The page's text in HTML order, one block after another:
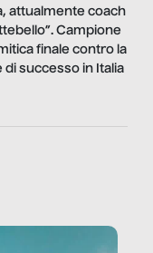
attualmente coach
Campione
finale contro la
di successo in Italia